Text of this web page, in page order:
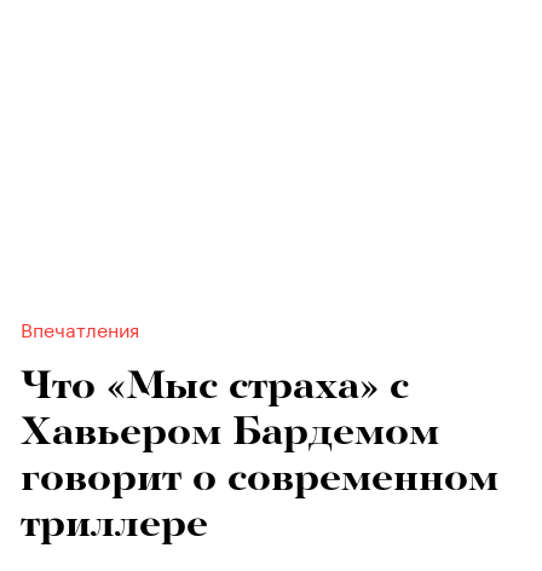
Впечатления
Что «Мыс страха» с
Хавьером Бардемом
говорит о современном
триллере